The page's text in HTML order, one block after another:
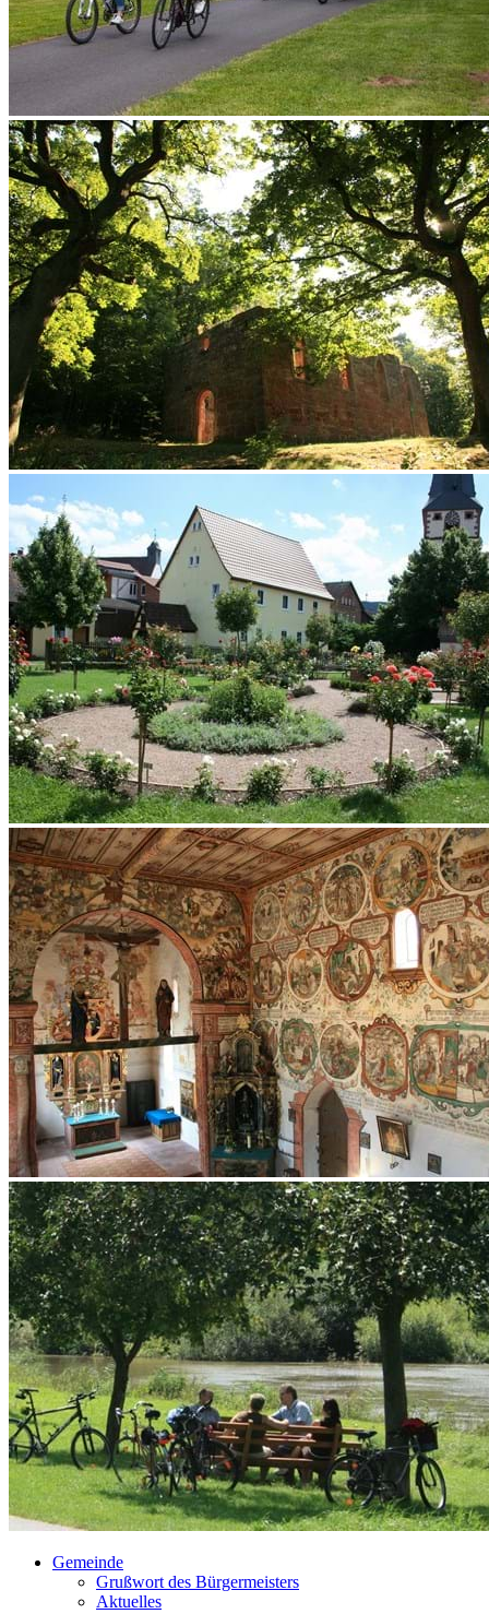
Gemeinde
Grußwort des Bürgermeisters
Aktuelles